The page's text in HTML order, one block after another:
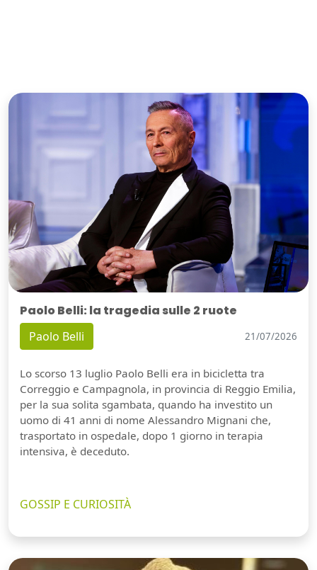
Paolo Belli: la tragedia sulle 2 ruote
Paolo Belli 21/07/2026
Lo scorso 13 luglio Paolo Belli era in bicicletta tra
Correggio e Campagnola, in provincia di Reggio Emilia,
per la sua solita sgambata, quando ha investito un
uomo di 41 anni di nome Alessandro Mignani che,
trasportato in ospedale, dopo 1 giorno in terapia
intensiva, è deceduto.
GOSSIP E CURIOSITÀ